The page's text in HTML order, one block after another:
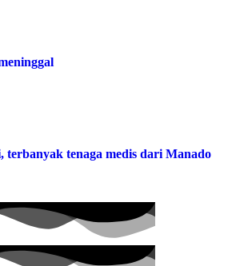
terbanyak tenaga medis dari Manado